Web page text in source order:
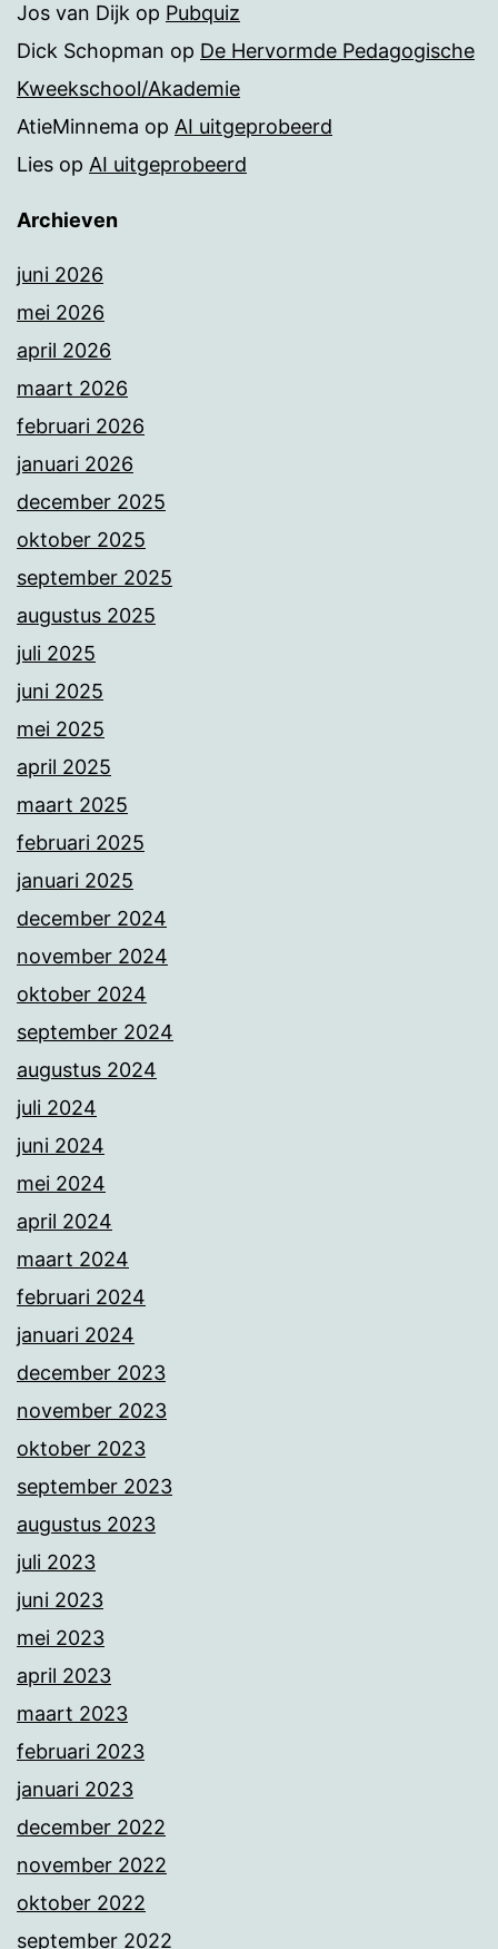
Jos van Dijk op Pubquiz
Dick Schopman op De Hervormde Pedagogische
Kweekschool/Akademie
AtieMinnema op AI uitgeprobeerd
Lies op AI uitgeprobeerd
Archieven
juni 2026
mei 2026
april 2026
maart 2026
februari 2026
januari 2026
december 2025
oktober 2025
september 2025
augustus 2025
juli 2025
juni 2025
mei 2025
april 2025
maart 2025
februari 2025
januari 2025
december 2024
november 2024
oktober 2024
september 2024
augustus 2024
juli 2024
juni 2024
mei 2024
april 2024
maart 2024
februari 2024
januari 2024
december 2023
november 2023
oktober 2023
september 2023
augustus 2023
juli 2023
juni 2023
mei 2023
april 2023
maart 2023
februari 2023
januari 2023
december 2022
november 2022
oktober 2022
september 2022